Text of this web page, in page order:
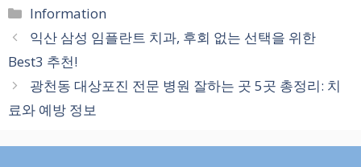
카
테
고
리
Information
익산 삼성 임플란트 치과, 후회 없는 선택을 위한
Best3 추천!
광천동 대상포진 전문 병원 잘하는 곳 5곳 총정리: 치
료와 예방 정보